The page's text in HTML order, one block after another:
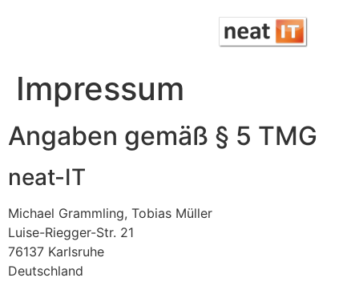
Impressum
Angaben gemäß § 5 TMG
neat-IT
Michael Grammling, Tobias Müller
Luise-Riegger-Str. 21
76137 Karlsruhe
Deutschland